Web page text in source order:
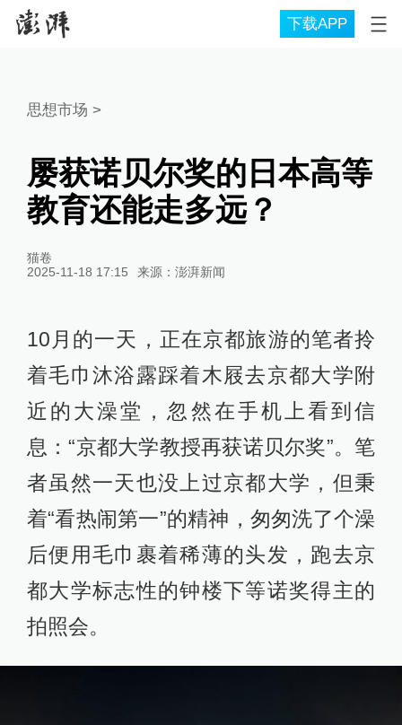
下载APP
思想市场 >
屡获诺贝尔奖的日本高等
教育还能走多远？
猫卷
2025-11-18 17:15
来源： 澎湃新闻
10月的一天，正在京都旅游的笔者拎
着毛巾沐浴露踩着木屐去京都大学附
近的大澡堂，忽然在手机上看到信
息：“京都大学教授再获诺贝尔奖”。笔
者虽然一天也没上过京都大学，但秉
着“看热闹第一”的精神，匆匆洗了个澡
后便用毛巾裹着稀薄的头发，跑去京
都大学标志性的钟楼下等诺奖得主的
拍照会。